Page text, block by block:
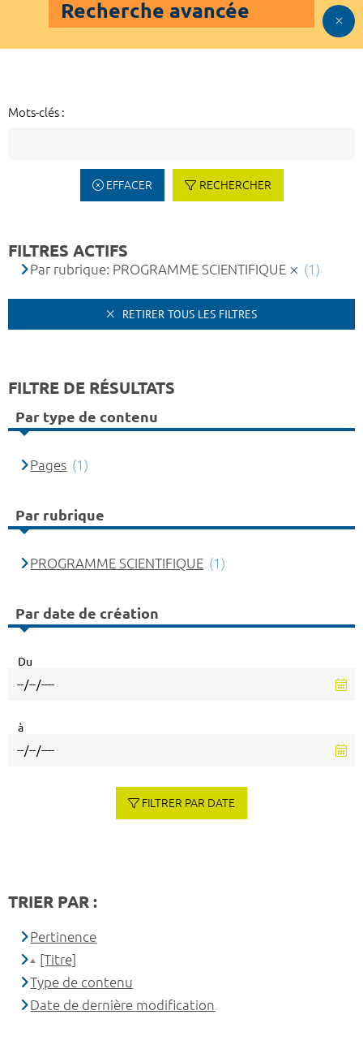
Recherche avancée
Mots-clés :
EFFACER RECHERCHER
FILTRES ACTIFS
Par rubrique: PROGRAMME SCIENTIFIQUE (1)
RETIRER TOUS LES FILTRES
FILTRE DE RÉSULTATS
Par type de contenu
Pages (1)
Par rubrique
PROGRAMME SCIENTIFIQUE (1)
Par date de création
Du
à
FILTRER PAR DATE
TRIER PAR :
Pertinence
[Titre]
Type de contenu
Date de dernière modification